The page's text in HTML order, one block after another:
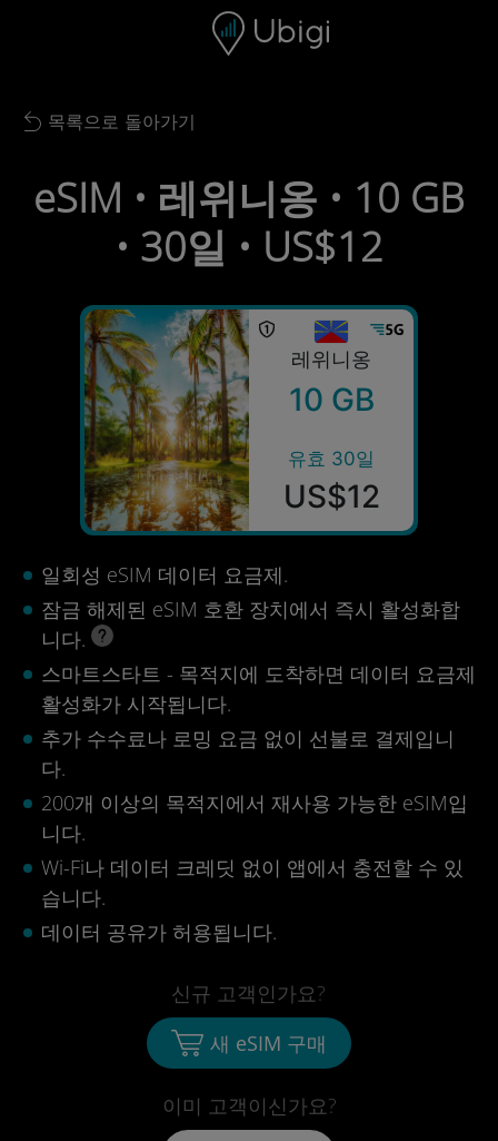
내비게이션 바 하단
Back to list
목록으로 돌아가기
eSIM • 레위니옹 • 10 GB
• 30일 • US$12
레위니옹
10 GB
유효 30일
US$12
일회성 eSIM 데이터 요금제.
잠금 해제된 eSIM 호환 장치에서 즉시 활성화합
니다.
스마트스타트 - 목적지에 도착하면 데이터 요금제
활성화가 시작됩니다.
추가 수수료나 로밍 요금 없이 선불로 결제입니
다.
200개 이상의 목적지에서 재사용 가능한 eSIM입
니다.
Wi-Fi나 데이터 크레딧 없이 앱에서 충전할 수 있
습니다.
데이터 공유가 허용됩니다.
이미 고객이신가요?
신규 고객인가요?
새 eSIM 구매